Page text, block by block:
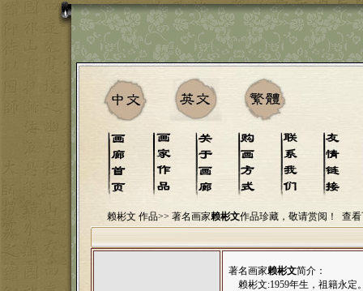
赖彬文 作品>> 著名画家赖彬文作品珍藏，敬请赏阅！ 查
著名画家赖彬文简介：
赖彬文:1959年生，祖籍永定